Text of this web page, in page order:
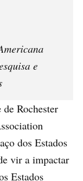
e
Rochester
dos Estados
vir a impactar
Estados